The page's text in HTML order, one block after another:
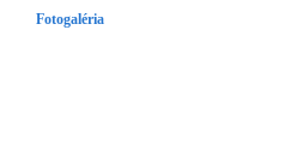
Fotogaléria